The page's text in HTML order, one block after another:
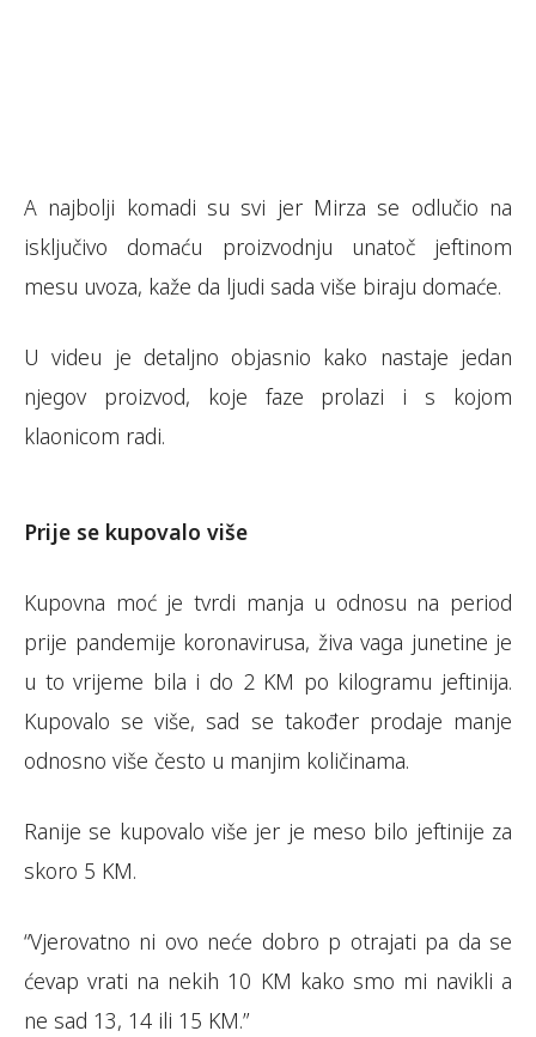
A najbolji komadi su svi jer Mirza se odlučio na
isključivo domaću proizvodnju unatoč jeftinom
mesu uvoza, kaže da ljudi sada više biraju domaće.
U videu je detaljno objasnio kako nastaje jedan
njegov proizvod, koje faze prolazi i s kojom
klaonicom radi.
Prije se kupovalo više
Kupovna moć je tvrdi manja u odnosu na period
prije pandemije koronavirusa, živa vaga junetine je
u to vrijeme bila i do 2 KM po kilogramu jeftinija.
Kupovalo se više, sad se također prodaje manje
odnosno više često u manjim količinama.
Ranije se kupovalo više jer je meso bilo jeftinije za
skoro 5 KM.
“Vjerovatno ni ovo neće dobro p otrajati pa da se
ćevap vrati na nekih 10 KM kako smo mi navikli a
ne sad 13, 14 ili 15 KM.”